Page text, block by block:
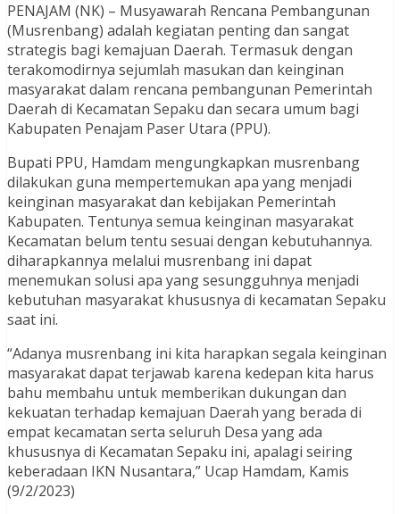
PENAJAM (NK) – Musyawarah Rencana Pembangunan
(Musrenbang) adalah kegiatan penting dan sangat
strategis bagi kemajuan Daerah. Termasuk dengan
terakomodirnya sejumlah masukan dan keinginan
masyarakat dalam rencana pembangunan Pemerintah
Daerah di Kecamatan Sepaku dan secara umum bagi
Kabupaten Penajam Paser Utara (PPU).
Bupati PPU, Hamdam mengungkapkan musrenbang
dilakukan guna mempertemukan apa yang menjadi
keinginan masyarakat dan kebijakan Pemerintah
Kabupaten. Tentunya semua keinginan masyarakat
Kecamatan belum tentu sesuai dengan kebutuhannya.
diharapkannya melalui musrenbang ini dapat
menemukan solusi apa yang sesungguhnya menjadi
kebutuhan masyarakat khususnya di kecamatan Sepaku
saat ini.
“Adanya musrenbang ini kita harapkan segala keinginan
masyarakat dapat terjawab karena kedepan kita harus
bahu membahu untuk memberikan dukungan dan
kekuatan terhadap kemajuan Daerah yang berada di
empat kecamatan serta seluruh Desa yang ada
khususnya di Kecamatan Sepaku ini, apalagi seiring
keberadaan IKN Nusantara,” Ucap Hamdam, Kamis
(9/2/2023)